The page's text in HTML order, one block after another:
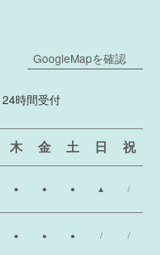
GoogleMapを確認
木 金 土 日 祝
● ● ● ▲ /
● ● ● / /